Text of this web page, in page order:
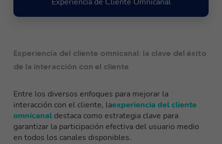
Experiencia del cliente omnicanal: la clave del éxito
de la interacción con el cliente
Entre los diversos enfoques para mejorar la
interacción con el cliente, laexperiencia del cliente
omnicanaldestaca como estrategia clave para
garantizar la participación efectiva del usuario medio
en todos los canales disponibles.